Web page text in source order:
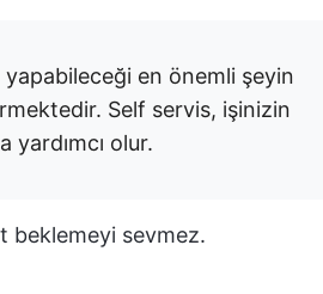
en önemli şeyin
Self servis, işinizin
yardımcı olur.
beklemeyi sevmez.